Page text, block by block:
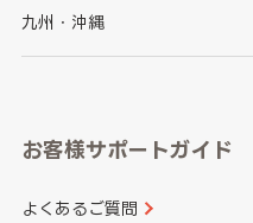
山梨県
愛知県
京都府
和歌山県
鳥取県
山口県
香川県
九州・沖縄
長崎県
大分県
お客様サポートガイド
よくあるご質問